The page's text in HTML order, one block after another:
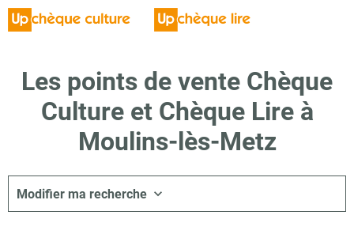
Les points de vente Chèque
Culture et Chèque Lire à
Moulins-lès-Metz
Modifier ma recherche